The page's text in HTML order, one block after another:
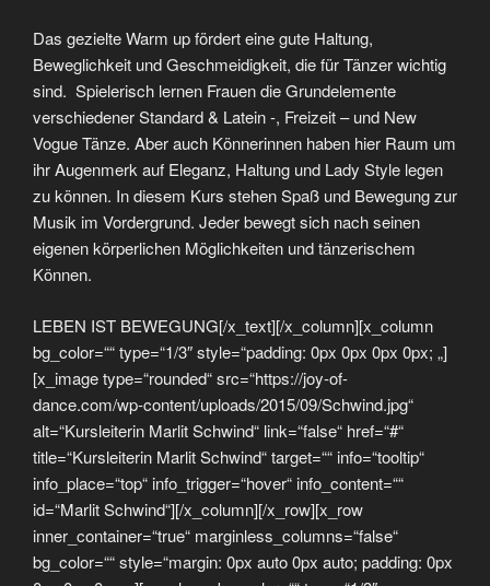
Das gezielte Warm up fördert eine gute Haltung,
Beweglichkeit und Geschmeidigkeit, die für Tänzer wichtig
sind. Spielerisch lernen Frauen die Grundelemente
verschiedener Standard & Latein -, Freizeit – und New
Vogue Tänze. Aber auch Könnerinnen haben hier Raum um
ihr Augenmerk auf Eleganz, Haltung und Lady Style legen
zu können. In diesem Kurs stehen Spaß und Bewegung zur
Musik im Vordergrund. Jeder bewegt sich nach seinen
eigenen körperlichen Möglichkeiten und tänzerischem
Können.
LEBEN IST BEWEGUNG[/x_text][/x_column][x_column
bg_color=““ type=“1/3″ style=“padding: 0px 0px 0px 0px; „]
[x_image type=“rounded“ src=“https://joy-of-
dance.com/wp-content/uploads/2015/09/Schwind.jpg“
alt=“Kursleiterin Marlit Schwind“ link=“false“ href=“#“
title=“Kursleiterin Marlit Schwind“ target=““ info=“tooltip“
info_place=“top“ info_trigger=“hover“ info_content=““
id=“Marlit Schwind“][/x_column][/x_row][x_row
inner_container=“true“ marginless_columns=“false“
bg_color=““ style=“margin: 0px auto 0px auto; padding: 0px